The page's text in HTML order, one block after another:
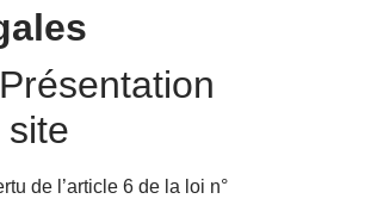
site
de l’article 6 de la loi n°